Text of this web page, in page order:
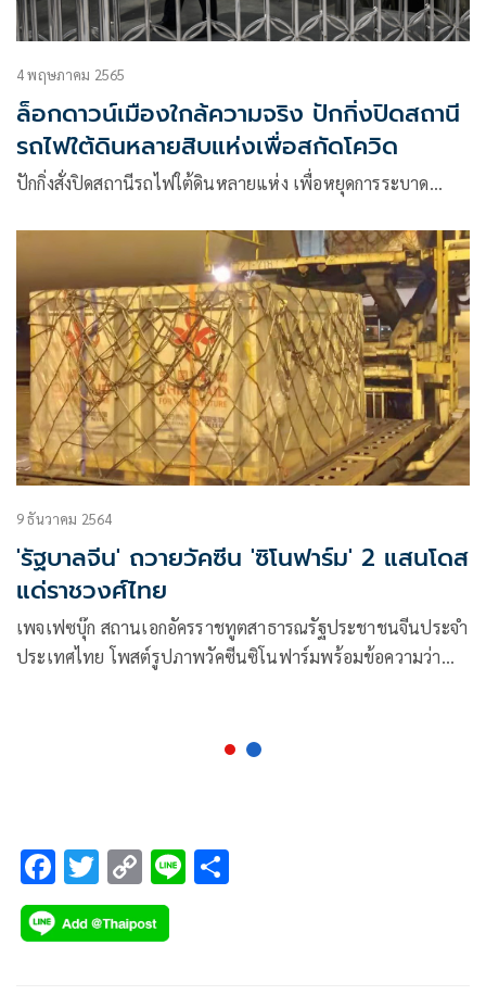
4 พฤษภาคม 2565
ล็อกดาวน์เมืองใกล้ความจริง ปักกิ่งปิดสถานี
รถไฟใต้ดินหลายสิบแห่งเพื่อสกัดโควิด
ปักกิ่งสั่งปิดสถานีรถไฟใต้ดินหลายแห่ง เพื่อหยุดการระบาด…
9 ธันวาคม 2564
'รัฐบาลจีน' ถวายวัคซีน 'ซิโนฟาร์ม' 2 แสนโดส
แด่ราชวงศ์ไทย
เพจเฟซบุ๊ก สถานเอกอัครราชทูตสาธารณรัฐประชาชนจีนประจำ
ประเทศไทย โพสต์รูปภาพวัคซีนซิโนฟาร์มพร้อมข้อความว่า
F
ac
e
T
wi
tt
C
o
p
Li